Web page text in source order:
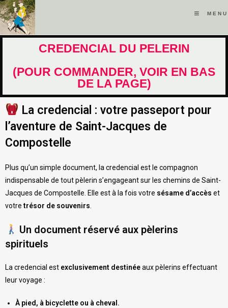
MENU
CREDENCIAL DU PELERIN
(POUR COMMANDER, VOIR EN BAS
DE LA PAGE)
La credencial : votre passeport pour
l’aventure de Saint-Jacques de
Compostelle
Plus qu’un simple document, la credencial est le compagnon
indispensable de tout pèlerin s’engageant sur les chemins de Saint-
Jacques de Compostelle. Elle est à la fois votre sésame d’accès et
votretrésor de souvenirs
Un document réservé aux pèlerins
spirituels
La credencial est exclusivement destinéeaux pèlerins effectuant
leur voyage :
À pied, à bicyclette ou à cheval.